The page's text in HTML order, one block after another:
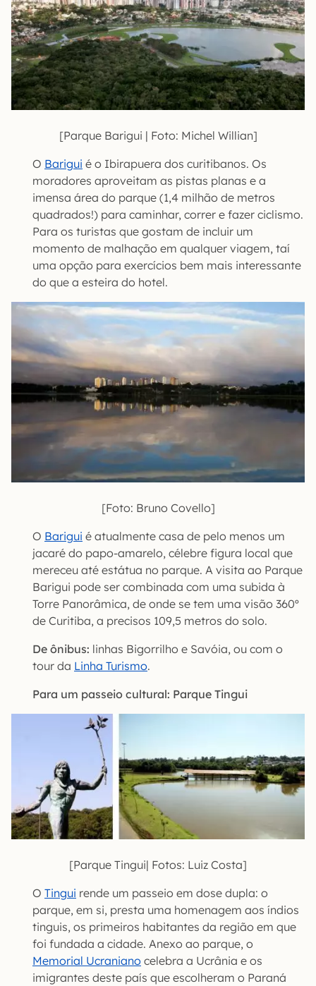
[Parque Barigui | Foto: Michel Willian]
O Barigui é o Ibirapuera dos curitibanos. Os
moradores aproveitam as pistas planas e a
imensa área do parque (1,4 milhão de metros
quadrados!) para caminhar, correr e fazer ciclismo.
Para os turistas que gostam de incluir um
momento de malhação em qualquer viagem, taí
uma opção para exercícios bem mais interessante
do que a esteira do hotel.
[Foto: Bruno Covello]
O Barigui é atualmente casa de pelo menos um
jacaré do papo-amarelo, célebre figura local que
mereceu até estátua no parque. A visita ao Parque
Barigui pode ser combinada com uma subida à
Torre Panorâmica, de onde se tem uma visão 360º
de Curitiba, a precisos 109,5 metros do solo.
De ônibus: linhas Bigorrilho e Savóia, ou com o
tour da Linha Turismo.
Para um passeio cultural: Parque Tingui
[Parque Tingui| Fotos: Luiz Costa]
O Tingui rende um passeio em dose dupla: o
parque, em si, presta uma homenagem aos índios
tinguis, os primeiros habitantes da região em que
foi fundada a cidade. Anexo ao parque, o
Memorial Ucraniano celebra a Ucrânia e os
imigrantes deste país que escolheram o Paraná